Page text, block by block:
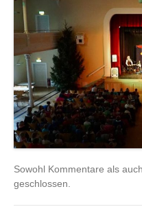
Sowohl Kommentare als
geschlossen.